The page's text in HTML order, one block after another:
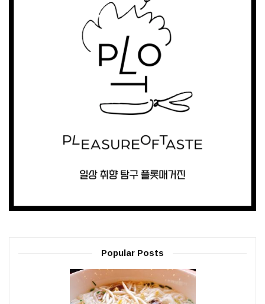
Popular Posts